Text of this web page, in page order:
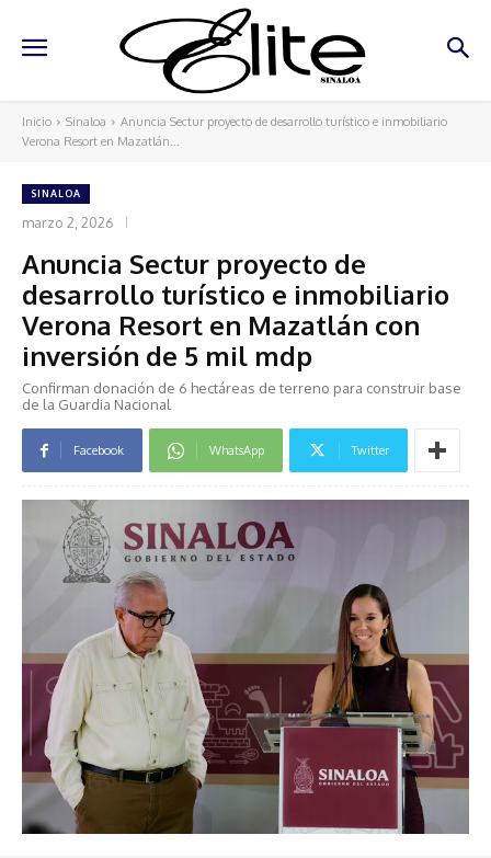
Inicio Sinaloa
Anuncia Sectur proyecto de desarrollo turístico e inmobiliario
Verona Resort en Mazatlán...
SINALOA
marzo 2, 2026
Anuncia Sectur proyecto de
desarrollo turístico e inmobiliario
Verona Resort en Mazatlán con
inversión de 5 mil mdp
Confirman donación de 6 hectáreas de terreno para construir base
de la Guardia Nacional
Facebook WhatsApp Twitter